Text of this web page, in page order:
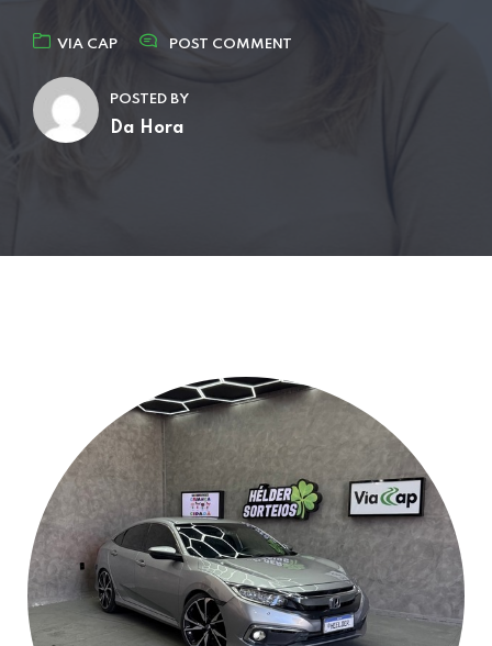
VIA CAP POST COMMENT
POSTED BY
Da Hora